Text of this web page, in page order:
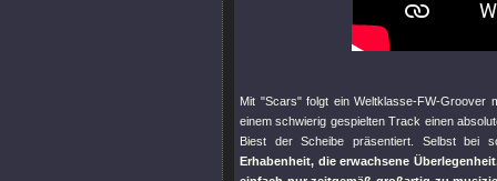
Mit "Scars"folgt ein Weltklasse-FW-Groover
einem schwierig gespielten Track einen
Biest der Scheibe präsentiert. Selbst bei
Erhabenheit, die erwachsene